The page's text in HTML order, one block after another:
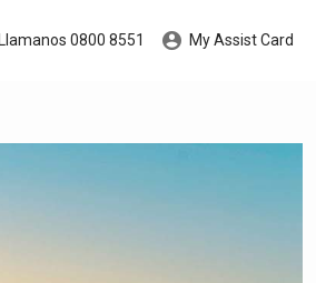
Llamanos 0800 8551 My Assist Card